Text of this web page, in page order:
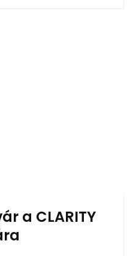
a CLARITY